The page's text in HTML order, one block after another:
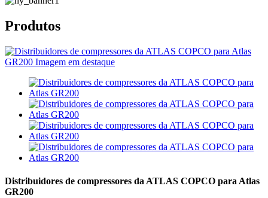
Produtos
Distribuidores de compressores da ATLAS COPCO para Atlas
GR200